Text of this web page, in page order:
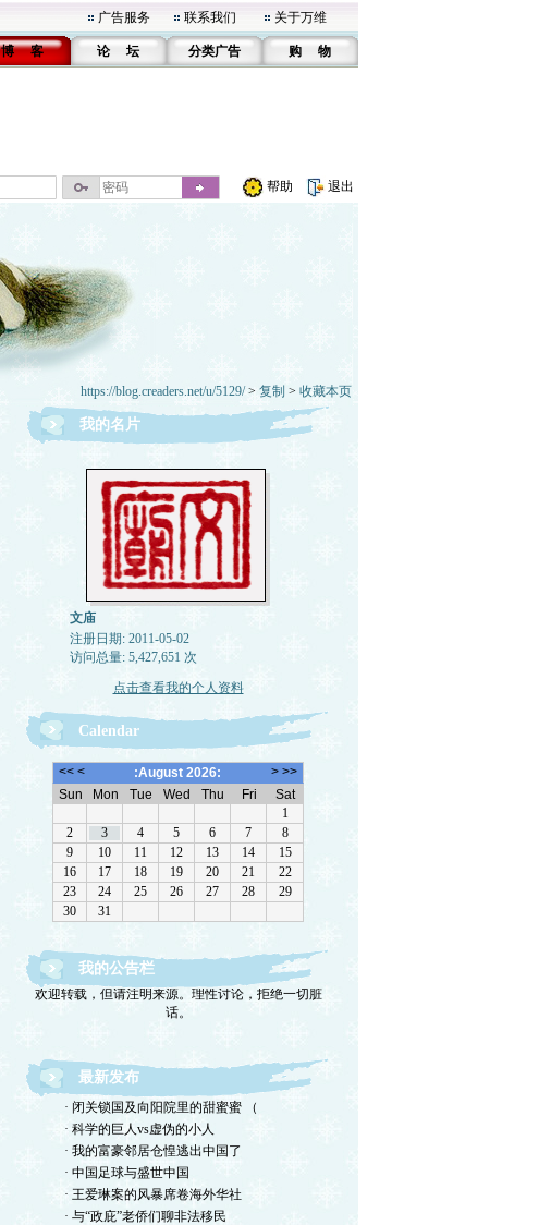
广告服务 联系我们 关于万维
博 客 论 坛 分类广告 购 物
帮助 退出
https://blog.creaders.net/u/5129/> 复制 > 收藏本页
我的名片
文庙
注册日期: 2011-05-02
访问总量: 5,427,651 次
点击查看我的个人资料
Calendar
我的公告栏
欢迎转载，但请注明来源。理性讨论，拒绝一切脏
话。
最新发布
· 闭关锁国及向阳院里的甜蜜蜜 （
· 科学的巨人vs虚伪的小人
· 我的富豪邻居仓惶逃出中国了
· 中国足球与盛世中国
· 王爱琳案的风暴席卷海外华社
· 与“政庇”老侨们聊非法移民